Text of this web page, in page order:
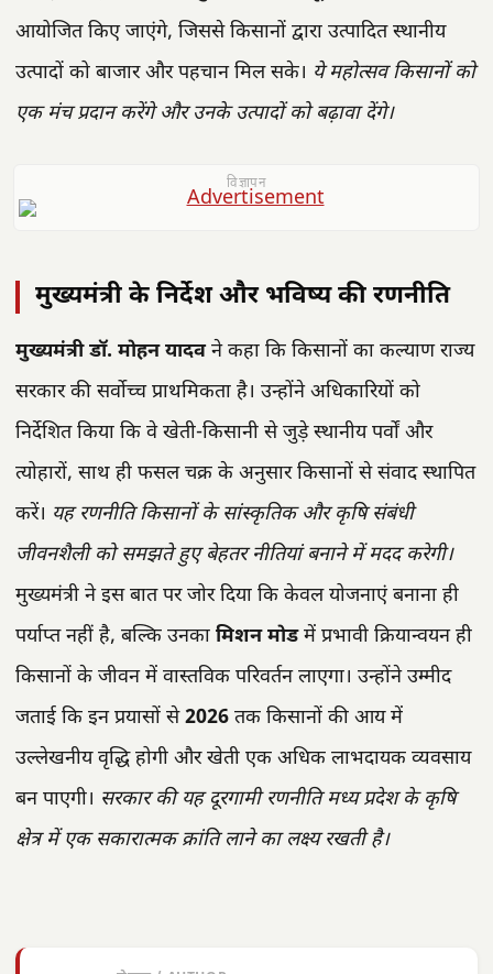
आयोजित किए जाएंगे, जिससे किसानों द्वारा उत्पादित स्थानीय
उत्पादों को बाजार और पहचान मिल सके। ये महोत्सव किसानों को
एक मंच प्रदान करेंगे और उनके उत्पादों को बढ़ावा देंगे।
विज्ञापन
मुख्यमंत्री के निर्देश और भविष्य की रणनीति
मुख्यमंत्री डॉ. मोहन यादवने कहा कि किसानों का कल्याण राज्य
सरकार की सर्वोच्च प्राथमिकता है। उन्होंने अधिकारियों को
निर्देशित किया कि वे खेती-किसानी से जुड़े स्थानीय पर्वों और
त्योहारों, साथ ही फसल चक्र के अनुसार किसानों से संवाद स्थापित
करें। यह रणनीति किसानों के सांस्कृतिक और कृषि संबंधी
जीवनशैली को समझते हुए बेहतर नीतियां बनाने में मदद करेगी।
मुख्यमंत्री ने इस बात पर जोर दिया कि केवल योजनाएं बनाना ही
पर्याप्त नहीं है, बल्कि उनका मिशन मोडमें प्रभावी क्रियान्वयन ही
किसानों के जीवन में वास्तविक परिवर्तन लाएगा। उन्होंने उम्मीद
जताई कि इन प्रयासों से2026 तक किसानों की आय में
उल्लेखनीय वृद्धि होगी और खेती एक अधिक लाभदायक व्यवसाय
बन पाएगी। सरकार की यह दूरगामी रणनीति मध्य प्रदेश के कृषि
क्षेत्र में एक सकारात्मक क्रांति लाने का लक्ष्य रखती है।